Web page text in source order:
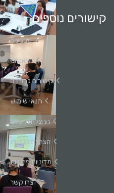
קישורים נוספים
מבצעים
מי אנחנו
קישורים להורדה
תנאי שימוש
ההצלחות שלנו
הצהרת נגישות
מדיניות פרטיות
צרו קשר